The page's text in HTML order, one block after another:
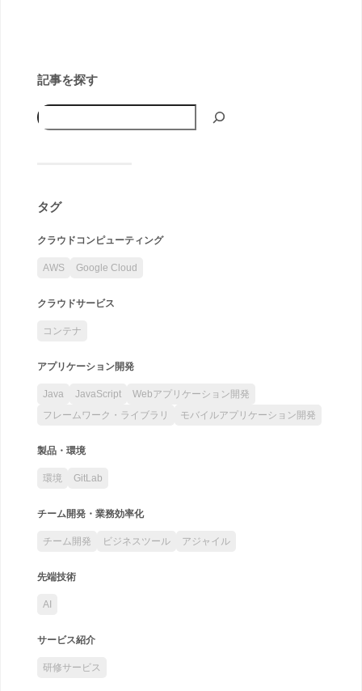
記事を探す
タグ
クラウドコンピューティング
AWS Google Cloud
クラウドサービス
コンテナ
アプリケーション開発
Java JavaScript
Webアプリケーション開発
フレームワーク・ライブラリ
モバイルアプリケーション開発
製品・環境
環境 GitLab
チーム開発・業務効率化
チーム開発 ビジネスツール アジャイル
先端技術
AI
サービス紹介
研修サービス